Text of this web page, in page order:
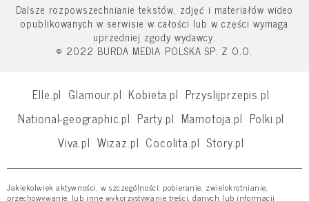
Dalsze rozpowszechnianie tekstów, zdjęć i materiałów wideo
opublikowanych w serwisie w całości lub w części wymaga
uprzedniej zgody wydawcy.
© 2022 BURDA MEDIA POLSKA SP. Z O.O.
Elle.pl Glamour.pl Kobieta.pl Przyslijprzepis.pl
National-geographic.pl Party.pl Mamotoja.pl Polki.pl
Viva.pl Wizaz.pl Cocolita.pl Story.pl
Jakiekolwiek aktywności, w szczególności: pobieranie, zwielokrotnianie,
przechowywanie, lub inne wykorzystywanie treści, danych lub informacji